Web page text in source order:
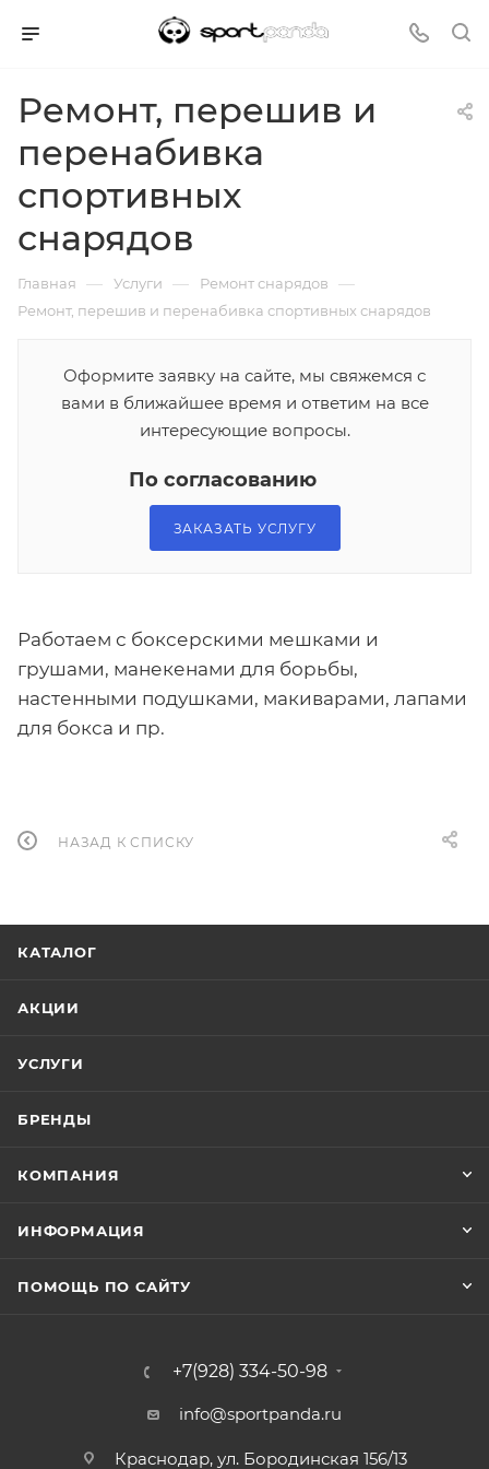
Ремонт, перешив и
перенабивка
спортивных
снарядов
Главная — Услуги — Ремонт снарядов —
Ремонт, перешив и перенабивка спортивных снарядов
Оформите заявку на сайте, мы свяжемся с
вами в ближайшее время и ответим на все
интересующие вопросы.
По согласованию
ЗАКАЗАТЬ УСЛУГУ
Работаем с боксерскими мешками и
грушами, манекенами для борьбы,
настенными подушками, макиварами, лапами
для бокса и пр.
НАЗАД К СПИСКУ
КАТАЛОГ
АКЦИИ
УСЛУГИ
БРЕНДЫ
КОМПАНИЯ
ИНФОРМАЦИЯ
ПОМОЩЬ ПО САЙТУ
+7(928) 334-50-98
info@sportpanda.ru
Краснодар, ул. Бородинская 156/13